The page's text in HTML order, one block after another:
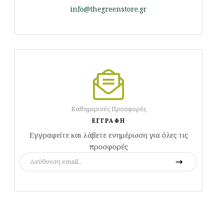
info@thegreenstore.gr
Καθημερινές Προσφορές
ΕΓΓΡΑΦΗ
Εγγραφείτε και λάβετε ενημέρωση για όλες τις
προσφορές